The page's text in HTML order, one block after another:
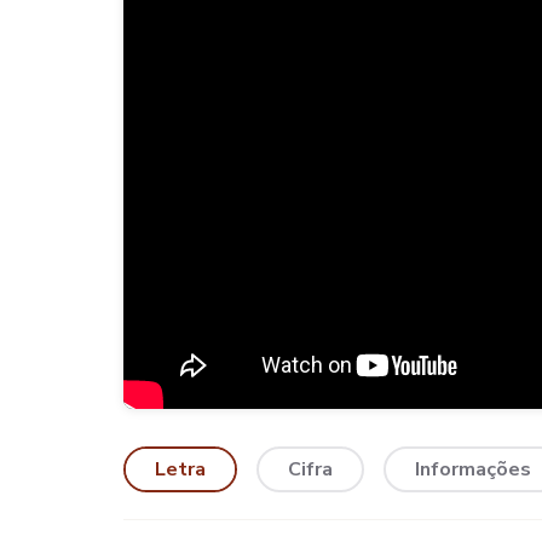
Letra Cifra Informações